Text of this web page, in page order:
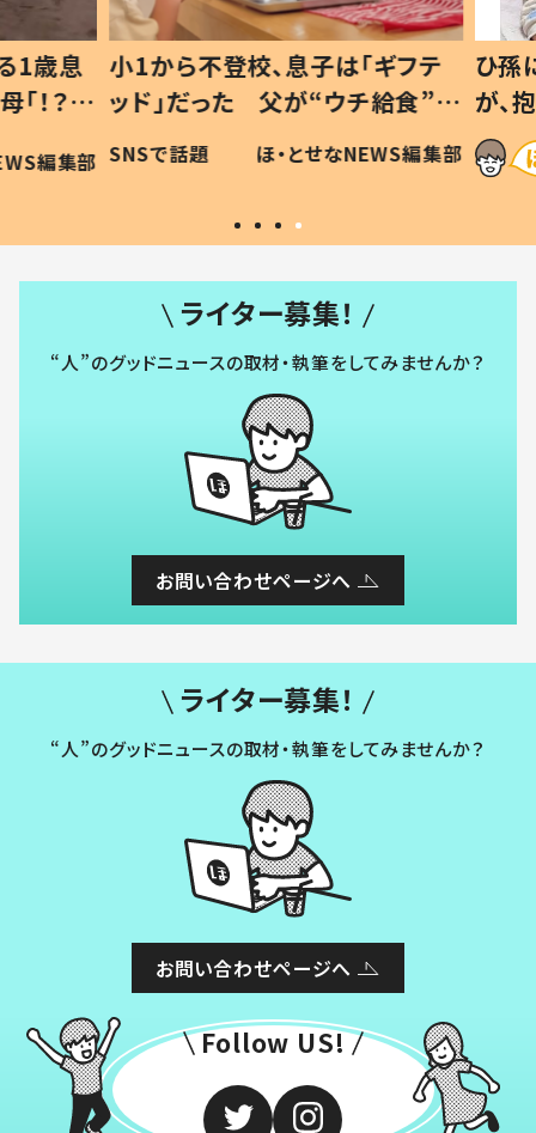
歳息
？」
編集部
小1から不登校、息子は「ギフテ
ッド」だった 父が“ウチ給食”を
作り続ける理由とは #令和の親
#令和の子
SNSで話題 ほ・とせなNEWS編集部
ひ孫
が、抱
「涙
い」
ライター募集！
“人”のグッドニュースの取材・執筆をしてみませんか？
お問い合わせページへ
ライター募集！
“人”のグッドニュースの取材・執筆をしてみませんか？
お問い合わせページへ
Follow US!